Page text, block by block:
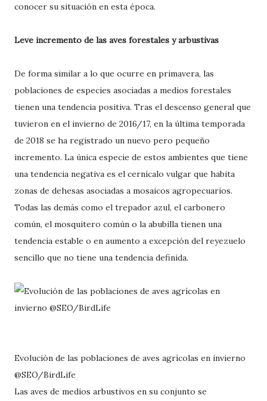
conocer su situación en esta época.
Leve incremento de las aves forestales y arbustivas
De forma similar a lo que ocurre en primavera, las
poblaciones de especies asociadas a medios forestales
tienen una tendencia positiva. Tras el descenso general que
tuvieron en el invierno de 2016/17, en la última temporada
de 2018 se ha registrado un nuevo pero pequeño
incremento. La única especie de estos ambientes que tiene
una tendencia negativa es el cernícalo vulgar que habita
zonas de dehesas asociadas a mosaicos agropecuarios.
Todas las demás como el trepador azul, el carbonero
común, el mosquitero común o la abubilla tienen una
tendencia estable o en aumento a excepción del reyezuelo
sencillo que no tiene una tendencia definida.
Evolución de las poblaciones de aves agrícolas en invierno
@SEO/BirdLife
Las aves de medios arbustivos en su conjunto se